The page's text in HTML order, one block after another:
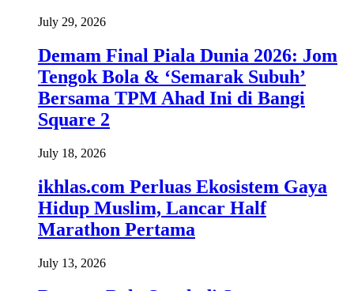
July 29, 2026
Demam Final Piala Dunia 2026: Jom
Tengok Bola & ‘Semarak Subuh’
Bersama TPM Ahad Ini di Bangi
Square 2
July 18, 2026
ikhlas.com Perluas Ekosistem Gaya
Hidup Muslim, Lancar Half
Marathon Pertama
July 13, 2026